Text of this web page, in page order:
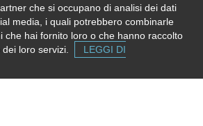
che si occupano di analisi dei dati
media, i quali potrebbero combinarle
che hai fornito loro o che hanno raccolto
loro servizi.
LEGGI DI